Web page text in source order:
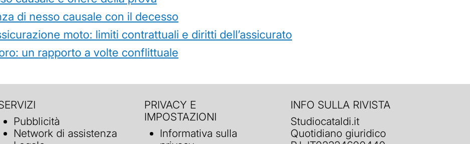
di nesso causale con il decesso
moto: limiti contrattuali e diritti dell’assicurato
un rapporto a volte conflittuale
Pubblicità
Network di assistenza
PRIVACY E
IMPOSTAZIONI
Informativa sulla
INFO SULLA RIVISTA
Studiocataldi.it
Quotidiano giuridico